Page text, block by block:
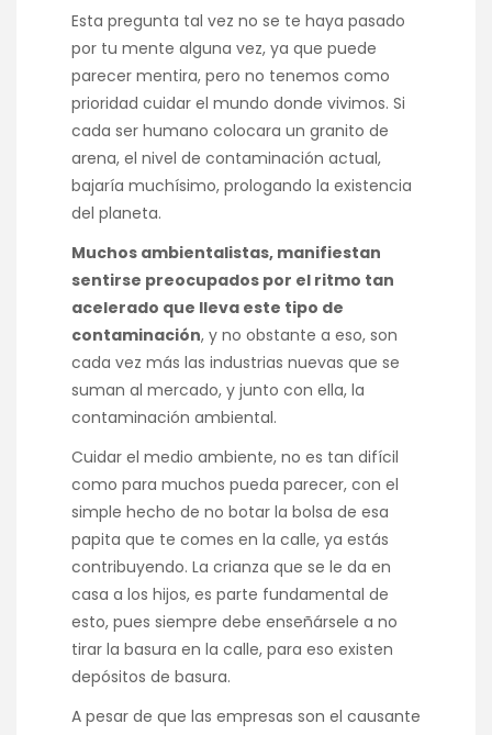
Esta pregunta tal vez no se te haya pasado
por tu mente alguna vez, ya que puede
parecer mentira, pero no tenemos como
prioridad cuidar el mundo donde vivimos. Si
cada ser humano colocara un granito de
arena, el nivel de contaminación actual,
bajaría muchísimo, prologando la existencia
del planeta.
Muchos ambientalistas, manifiestan
sentirse preocupados por el ritmo tan
acelerado que lleva este tipo de
contaminación, y no obstante a eso, son
cada vez más las industrias nuevas que se
suman al mercado, y junto con ella, la
contaminación ambiental.
Cuidar el medio ambiente, no es tan difícil
como para muchos pueda parecer, con el
simple hecho de no botar la bolsa de esa
papita que te comes en la calle, ya estás
contribuyendo. La crianza que se le da en
casa a los hijos, es parte fundamental de
esto, pues siempre debe enseñársele a no
tirar la basura en la calle, para eso existen
depósitos de basura.
A pesar de que las empresas son el causante